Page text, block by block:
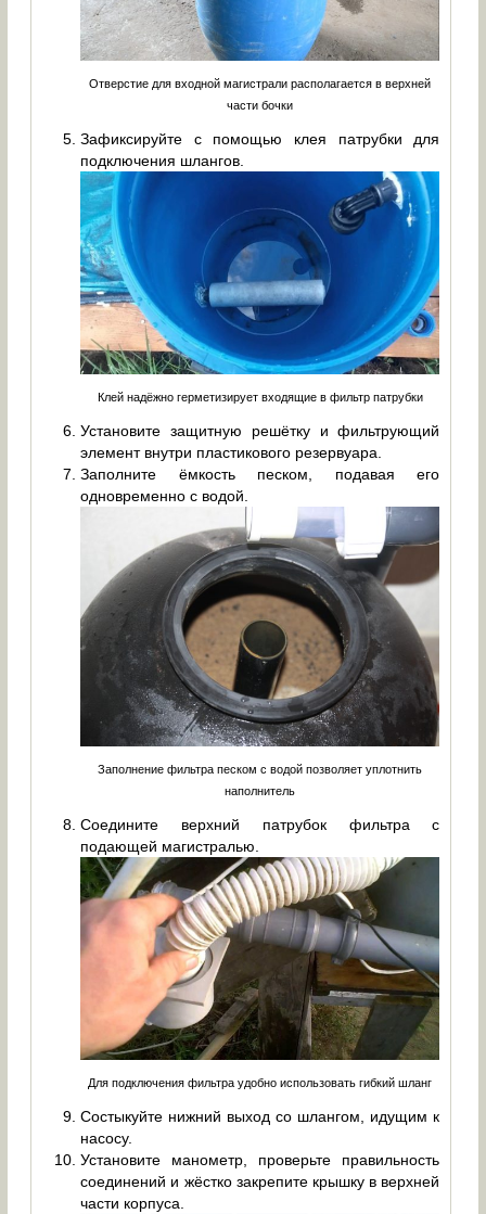
Отверстие для входной магистрали располагается в верхней
части бочки
Зафиксируйте с помощью клея патрубки для
подключения шлангов.
Клей надёжно герметизирует входящие в фильтр патрубки
Установите защитную решётку и фильтрующий
элемент внутри пластикового резервуара.
Заполните ёмкость песком, подавая его
одновременно с водой.
Заполнение фильтра песком с водой позволяет уплотнить
наполнитель
Соедините верхний патрубок фильтра с
подающей магистралью.
Для подключения фильтра удобно использовать гибкий шланг
Состыкуйте нижний выход со шлангом, идущим к
насосу.
Установите манометр, проверьте правильность
соединений и жёстко закрепите крышку в верхней
части корпуса.